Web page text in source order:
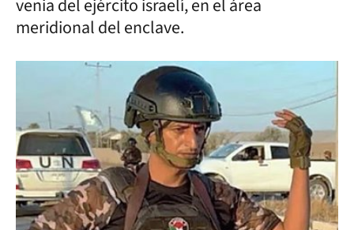
venia del ejército israelí, en el área
meridional del enclave.